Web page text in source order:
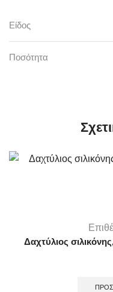
Είδος
Ποσότητα
Δαχτύλιος